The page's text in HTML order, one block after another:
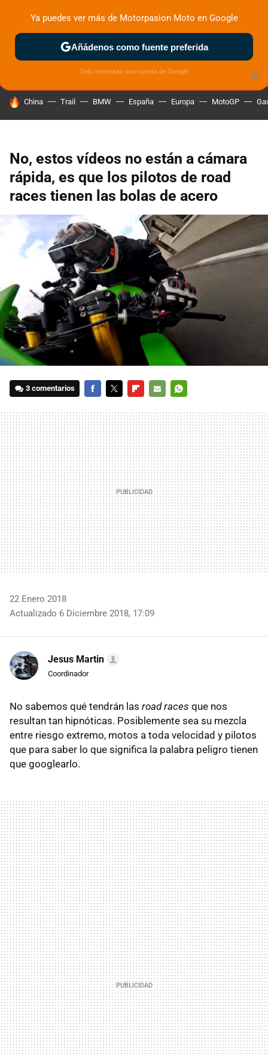
MENÚ NUEVO
ZONA DE PRUEBAS DEPORTIVAS MOTOS ELÉCTRICAS
HOY SE HABLA DE
China Trail BMW España Europa MotoGP
No, estos vídeos no están a cámara
rápida, es que los pilotos de road
races tienen las bolas de acero
3 comentarios
MAIL
22 Enero 2018
Actualizado 6 Diciembre 2018, 17:09
Jesus Martin
Coordinador
No sabemos qué tendrán las road races que nos
resultan tan hipnóticas. Posiblemente sea su mezcla
entre riesgo extremo, motos a toda velocidad y pilotos
que para saber lo que significa la palabra peligro tienen
que googlearlo.
×
Ya puedes ver más de Motorpasion Moto en Google
Añádenos como fuente preferida
Solo necesitas una cuenta de Google